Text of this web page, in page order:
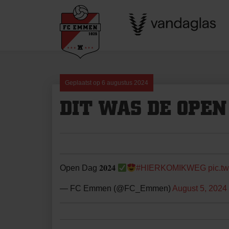
Geplaatst op 6 augustus 2024
DIT WAS DE
Open Dag 𝟐𝟎𝟐𝟒 #HIERKOMIKWEG
— FC Emmen (@FC_Emmen) August 5, 2024